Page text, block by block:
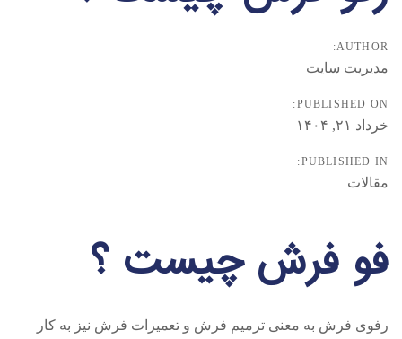
AUTHOR:
مدیریت سایت
PUBLISHED ON:
خرداد ۲۱, ۱۴۰۴
PUBLISHED IN:
مقالات
فو فرش چیست ؟
رفوی فرش به معنی ترمیم فرش و تعمیرات فرش نیز به کار